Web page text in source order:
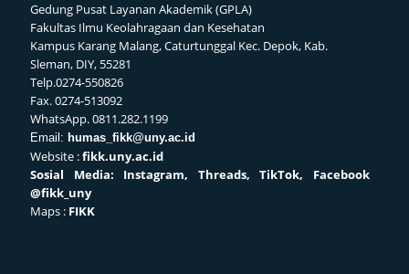
Gedung Pusat Layanan Akademik (GPLA)
Fakultas Ilmu Keolahragaan dan Kesehatan
Kampus Karang Malang, Caturtunggal Kec. Depok, Kab.
Sleman, DIY, 55281
Telp.0274-550826
Fax. 0274-513092
WhatsApp. 0811.282.1199
Email: humas_fikk@uny.ac.id
Website :fikk.uny.ac.id
Sosial
Media: Instagram, Threads, TikTok, Facebook
@fikk_uny
Maps : FIKK